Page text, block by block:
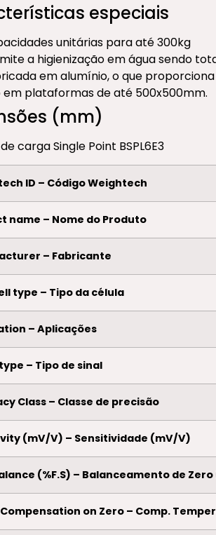
especiais
unitárias para até 300kg
a higienização em água sendo
em alumínio, o que
em plataformas de até 500x500mm.
(mm)
ID – Código Weightech
name – Nome do Produto
– Fabricante
type – Tipo da célula
– Aplicações
– Tipo de sinal
Class – Classe de precisão
(mV/V) – Sensitividade (mV/V)
(%F.S) – Balanceamento de Zero
on Zero – Comp.